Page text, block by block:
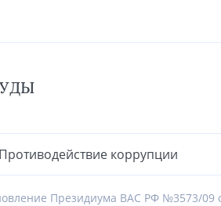
Противодействие коррупции
Президиума ВАС РФ №3573/09